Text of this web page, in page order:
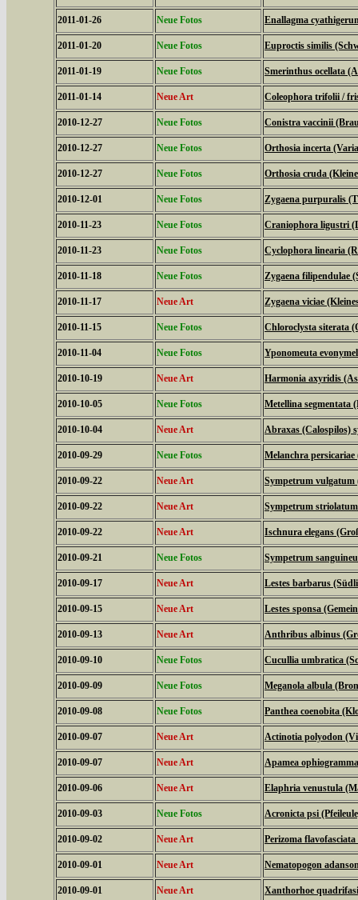
2011-01-26 Neue Fotos Enallagma
2011-01-20 Neue Fotos Euproctis similis
2011-01-19 Neue Fotos Smerinthus ocellata
2011-01-14 Neue Art Coleophora trifolii /
2010-12-27 Neue Fotos Conistra vaccinii
2010-12-27 Neue Fotos Orthosia incerta
2010-12-27 Neue Fotos Orthosia cruda
2010-12-01 Neue Fotos Zygaena purpuralis
2010-11-23 Neue Fotos Craniophora ligustri
2010-11-23 Neue Fotos Cyclophora linearia
2010-11-18 Neue Fotos Zygaena filipendulae
2010-11-17 Neue Art Zygaena viciae
2010-11-15 Neue Fotos Chloroclysta siterata
2010-11-04 Neue Fotos Yponomeuta
2010-10-19 Neue Art Harmonia axyridis
2010-10-05 Neue Fotos Metellina segmentata
2010-10-04 Neue Art Abraxas (Calospilos)
2010-09-29 Neue Fotos Melanchra
2010-09-22 Neue Art Sympetrum vulgatum
2010-09-22 Neue Art Sympetrum
2010-09-22 Neue Art Ischnura elegans
2010-09-21 Neue Fotos Sympetrum
2010-09-17 Neue Art Lestes barbarus
2010-09-15 Neue Art Lestes sponsa
2010-09-13 Neue Art Anthribus albinus
2010-09-10 Neue Fotos Cucullia umbratica
2010-09-09 Neue Fotos Meganola albula
2010-09-08 Neue Fotos Panthea coenobita
2010-09-07 Neue Art Actinotia polyodon
2010-09-07 Neue Art Apamea
2010-09-06 Neue Art Elaphria venustula
2010-09-03 Neue Fotos Acronicta psi
2010-09-02 Neue Art Perizoma
2010-09-01 Neue Art Nematopogon
2010-09-01 Neue Art Xanthorhoe